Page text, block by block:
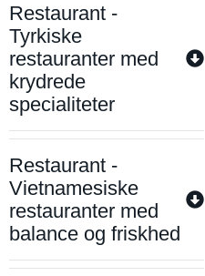
Restaurant -
Tyrkiske
restauranter med
krydrede
specialiteter
Restaurant -
Vietnamesiske
restauranter med
balance og friskhed